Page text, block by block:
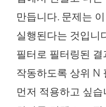
만듭니다. 문제는
실행된다는 것입니
필터로 필터링된
작동하도록 상위 N
먼저 적용하고 싶